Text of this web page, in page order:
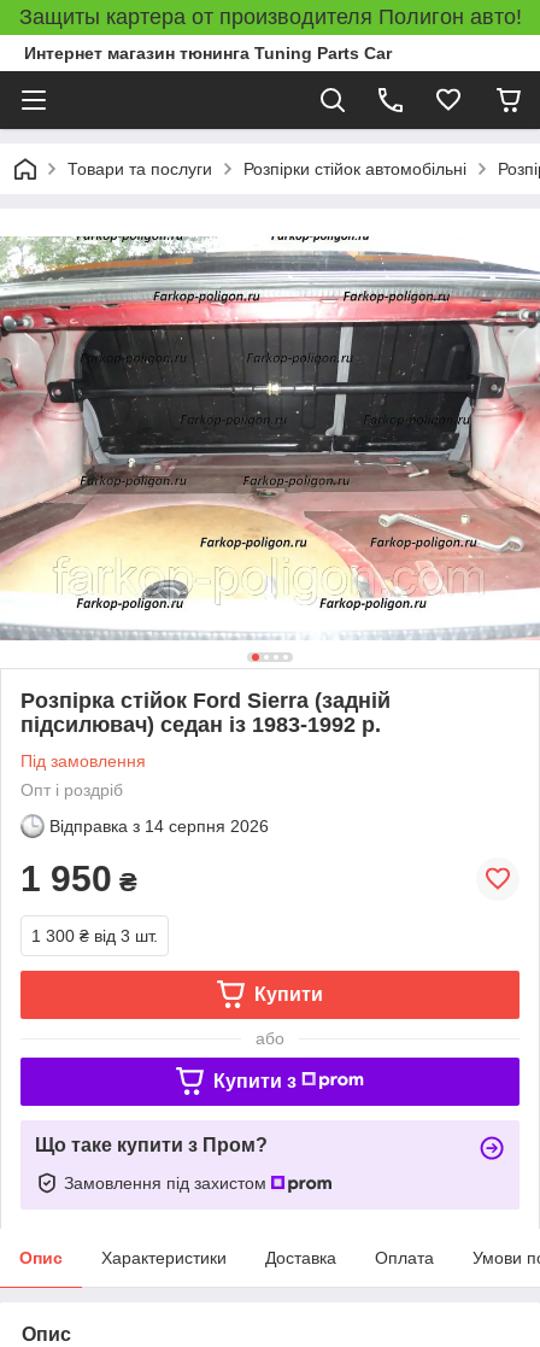
Защиты картера от производителя Полигон авто!
Интернет магазин тюнинга Tuning Parts Car
Товари та послуги Розпірки стійок автомобільні
Розпірка стійок Ford Sierra (задній
підсилювач) седан із 1983-1992 р.
Під замовлення
Опт і роздріб
Відправка з 14 серпня 2026
1 950 ₴
1 300 ₴ від 3 шт.
Купити
або
Купити з
Що таке купити з Пром?
Замовлення під захистом
Опис Характеристики Доставка Оплата Умови
Опис